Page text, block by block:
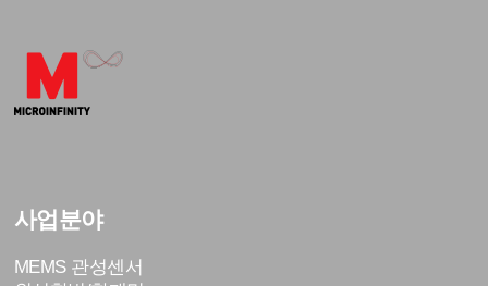
사업분야
MEMS 관성센서